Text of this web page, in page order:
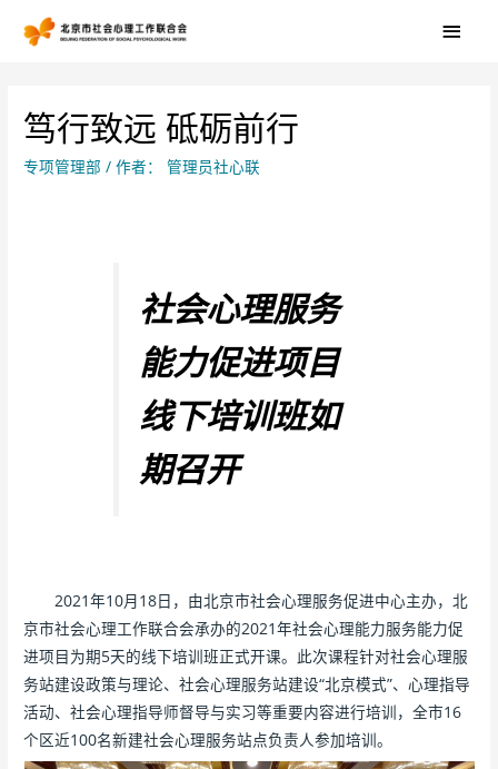
笃行致远 砥砺前行
专项管理部 / 作者： 管理员社心联
社会心理服务
能力促进项目
线下培训班如
期召开
2021年10月18日，由北京市社会心理服务促进中心主办，北
京市社会心理工作联合会承办的2021年社会心理能力服务能力促
进项目为期5天的线下培训班正式开课。此次课程针对社会心理服
务站建设政策与理论、社会心理服务站建设“北京模式”、心理指导
活动、社会心理指导师督导与实习等重要内容进行培训，全市16
个区近100名新建社会心理服务站点负责人参加培训。